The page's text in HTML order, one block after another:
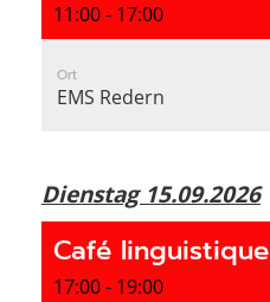
11:00 - 17:00
Ort
EMS Redern
Dienstag 15.09.2026
Café linguistique
17:00 - 19:00